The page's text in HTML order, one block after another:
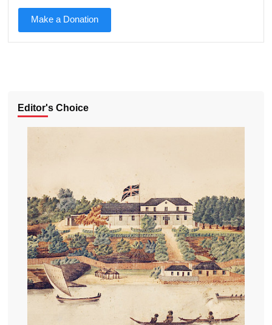
Make a Donation
Editor's Choice